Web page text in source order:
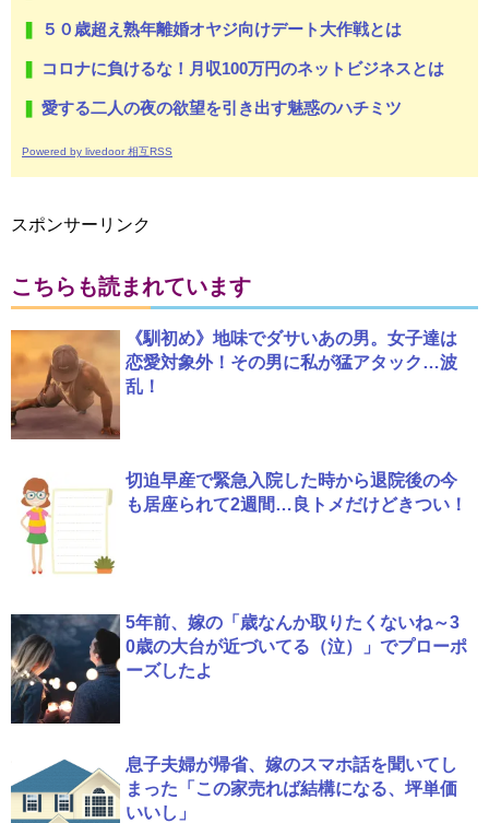
５０歳超え熟年離婚オヤジ向けデート大作戦とは
コロナに負けるな！月収100万円のネットビジネスとは
愛する二人の夜の欲望を引き出す魅惑のハチミツ
Powered by livedoor 相互RSS
スポンサーリンク
こちらも読まれています
《馴初め》地味でダサいあの男。女子達は
恋愛対象外！その男に私が猛アタック…波
乱！
切迫早産で緊急入院した時から退院後の今
も居座られて2週間…良トメだけどきつい！
5年前、嫁の「歳なんか取りたくないね～3
0歳の大台が近づいてる（泣）」でプローポ
ーズしたよ
息子夫婦が帰省、嫁のスマホ話を聞いてし
まった「この家売れば結構になる、坪単価
いいし」